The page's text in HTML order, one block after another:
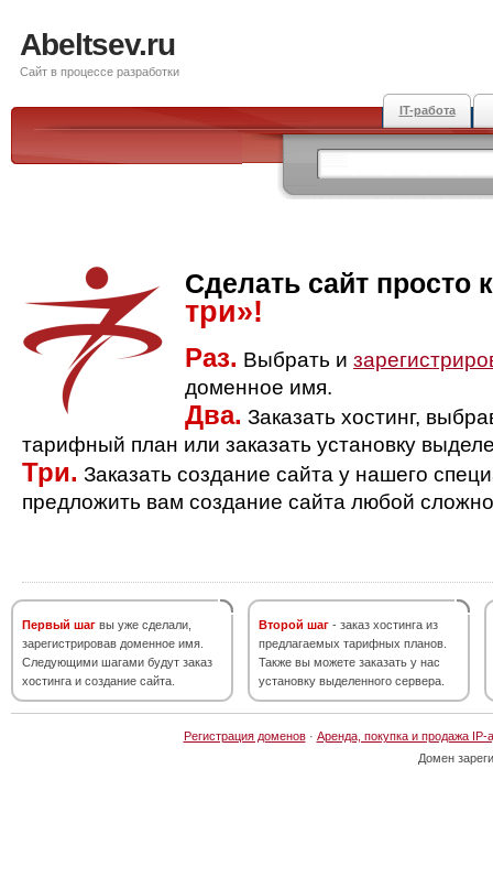
Abeltsev.ru
Сайт в процессе разработки
IT-работа
Сделать сайт просто
три»!
Раз. Выбрать и
доменное имя.
Два. Заказать хостинг,
тарифный план или заказать установку
Три. Заказать создание сайта у нашего
предложить вам создание сайта любой
Первый шаг вы уже сделали,
зарегистрировав доменное имя.
Следующими шагами будут заказ
хостинга и создание сайта.
Второй шаг - заказ хостинга из
предлагаемых тарифных планов.
Также вы можете заказать у нас
установку выделенного сервера.
Регистрация доменов· Аренда, покупка и продажа IP-
Домен